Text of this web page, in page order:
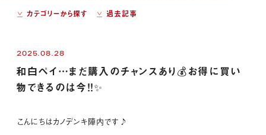
カテゴリーから探す 過去記事
2025.08.28
和白ペイ…まだ購入のチャンスあり💰お得に買い
物できるのは今！！✨
こんにちはカノデンキ陣内です♪